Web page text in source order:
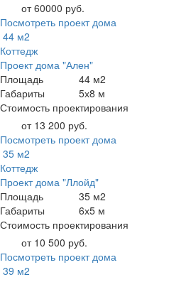
от 60000 руб.
Посмотреть проект дома
44 м2
Коттедж
Проект дома "Ален"
Площадь
44 м2
Габариты
5х8 м
Стоимость проектирования
от 13 200 руб.
Посмотреть проект дома
35 м2
Коттедж
Проект дома "Ллойд"
Площадь
35 м2
Габариты
6х5 м
Стоимость проектирования
от 10 500 руб.
Посмотреть проект дома
39 м2